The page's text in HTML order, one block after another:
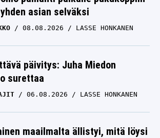
asian selväksi
08.08.2026 LASSE HONKANEN
päivitys: Juha Miedon
surettaa
06.08.2026 LASSE HONKANEN
maailmalta ällistyi, mitä löysi